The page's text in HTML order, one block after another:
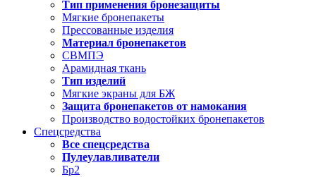
Тип применения бронезащиты
Мягкие бронепакеты
Прессованные изделия
Материал бронепакетов
СВМПЭ
Арамидная ткань
Тип изделий
Мягкие экраны для БЖ
Защита бронепакетов от намокания
Производство водостойких бронепакетов
Спецсредства
Все спецсредства
Пулеулавливатели
Бр2